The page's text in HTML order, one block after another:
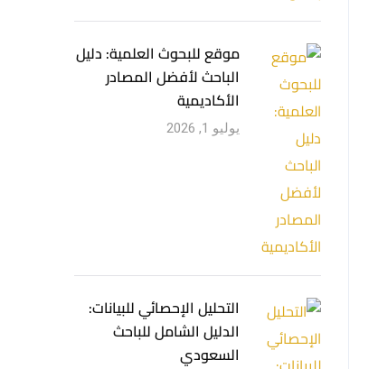
موقع للبحوث العلمية: دليل
الباحث لأفضل المصادر
الأكاديمية
يوليو 1, 2026
التحليل الإحصائي للبيانات:
الدليل الشامل للباحث
السعودي